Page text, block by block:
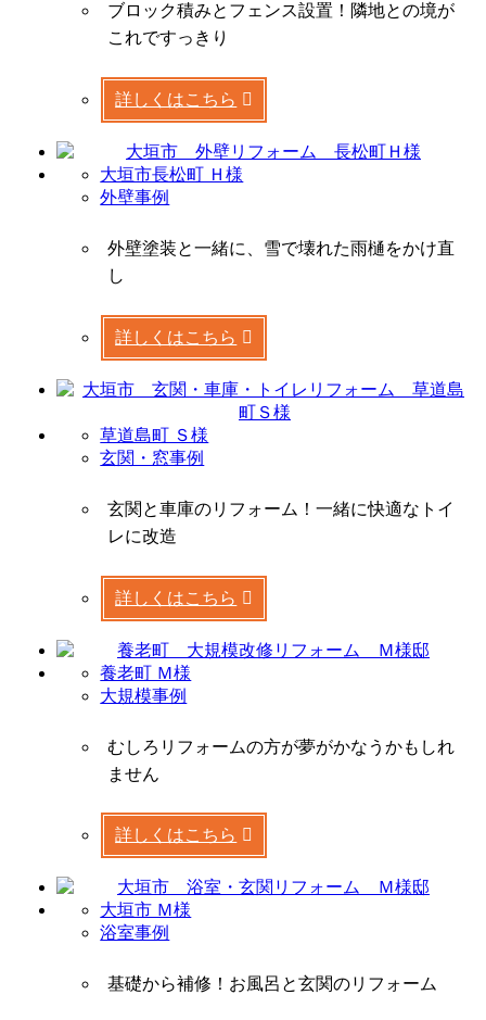
ブロック積みとフェンス設置！隣地との境が
これですっきり
詳しくはこちら
大垣市長松町 Ｈ様
外壁事例
外壁塗装と一緒に、雪で壊れた雨樋をかけ直
し
詳しくはこちら
草道島町 Ｓ様
玄関・窓事例
玄関と車庫のリフォーム！一緒に快適なトイ
レに改造
詳しくはこちら
養老町 Ｍ様
大規模事例
むしろリフォームの方が夢がかなうかもしれ
ません
詳しくはこちら
大垣市 Ｍ様
浴室事例
基礎から補修！お風呂と玄関のリフォーム